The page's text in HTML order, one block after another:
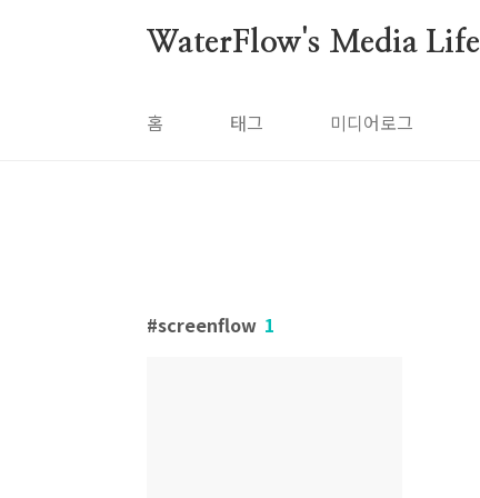
WaterFlow's Media Life
홈 태그 미디어로그
screenflow 1